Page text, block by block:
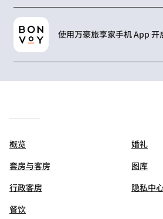
使用万豪旅享家手机 App 开
概览
套房与客房
行政客房
餐饮
婚礼
图库
隐私中